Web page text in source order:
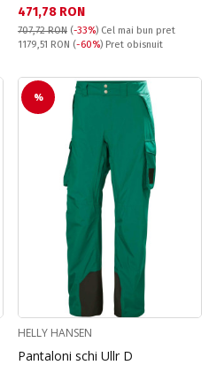
Текуща цена:
471,78 RON
707,72 RON (-33%) Cel mai bun pret
Pret obisnuit:
1179,51 RON (-60%) Pret obisnuit
%
HELLY HANSEN
Pantaloni schi Ullr D